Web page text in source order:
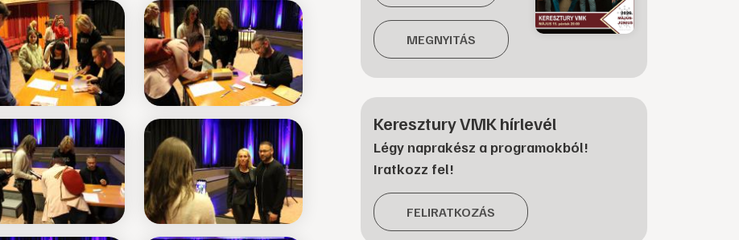
MEGNYITÁS
Keresztury VMK hírlevél
Légy naprakész a programokból!
Iratkozz fel!
FELIRATKOZÁS